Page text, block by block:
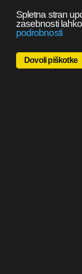
Spletna stran
zasebnosti
podrobnosti
Dovoli piškotke